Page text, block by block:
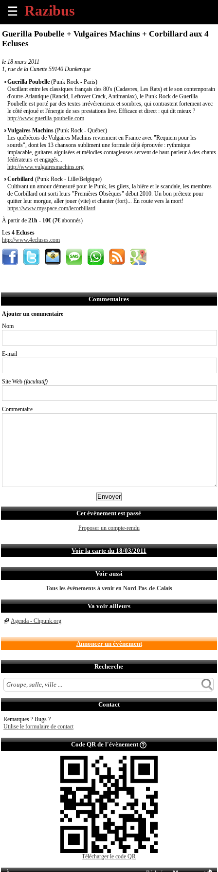
☰
×
Accueil
Tous
les
évènements
à
venir
Annoncer
un
évènement
Contact
À
propos
Guerilla Poubelle + Vulgaires Machins + Corbillard aux 4
Ecluses
le 18 mars 2011
1, rue de la Cunette 59140 Dunkerque
Guerilla Poubelle (Punk Rock - Paris)
Oscillant entre les classiques français des 80's (Cadavres, Les Rats) et le son contemporain
d'outre-Atlantique (Rancid, Leftover Crack, Antimaniax), le Punk Rock de Guerilla
Poubelle est porté par des textes irrévérencieux et sombres, qui contrastent fortement avec
le côté enjoué et l'énergie de ses prestations live. Efficace et direct : qui dit mieux ?
http://www.guerilla-poubelle.com
Vulgaires Machins (Punk Rock - Québec)
Les québécois de Vulgaires Machins reviennent en France avec "Requiem pour les
sourds", dont les 13 chansons subliment une formule déjà éprouvée : rythmique
implacable, guitares aiguisées et mélodies contagieuses servent de haut-parleur à des chants
fédérateurs et engagés...
http://www.vulgairesmachins.org
Corbillard (Punk Rock - Lille/Belgique)
Cultivant un amour démesuré pour le Punk, les gilets, la bière et le scandale, les membres
de Corbillard ont sorti leurs "Premières Obsèques" début 2010. Un bon prétexte pour
quitter leur morgue, aller jouer (vite) et chanter (fort)... En route vers la mort!
https://www.myspace.com/lecorbillard
À partir de 21h - 10€ (7€ abonnés)
Les 4 Ecluses
http://www.4ecluses.com
Commentaires
Ajouter un commentaire
Nom
E-mail
Site Web (facultatif)
Commentaire
Cet évènement est passé
Proposer un compte-rendu
Voir la carte du 18/03/2011
Voir aussi
Tous les évènements à venir en Nord-Pas-de-Calais
Va voir ailleurs
Agenda - Chpunk.org
Annoncer un évènement
Recherche
Contact
Remarques ? Bugs ?
Utilise le formulaire de contact
Code QR de l'évènement
Télécharger le code QR